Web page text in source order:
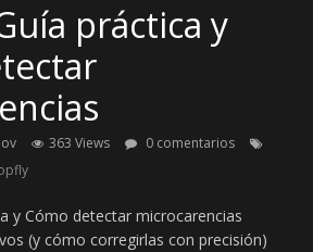
práctica y
363 Views
0 comentarios
y Cómo detectar microcarencias
(y cómo corregirlas con precisión)